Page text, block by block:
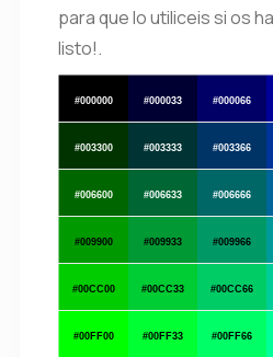
para que lo utiliceis si os
listo!.
#000000 #000033 #000066
#003300 #003333 #003366
#006600 #006633 #006666
#009900 #009933 #009966
#00CC00 #00CC33 #00CC66
#00FF00 #00FF33 #00FF66